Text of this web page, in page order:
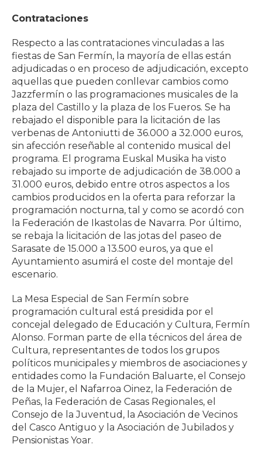
Contrataciones
Respecto a las contrataciones vinculadas a las
fiestas de San Fermín, la mayoría de ellas están
adjudicadas o en proceso de adjudicación, excepto
aquellas que pueden conllevar cambios como
Jazzfermín o las programaciones musicales de la
plaza del Castillo y la plaza de los Fueros. Se ha
rebajado el disponible para la licitación de las
verbenas de Antoniutti de 36.000 a 32.000 euros,
sin afección reseñable al contenido musical del
programa. El programa Euskal Musika ha visto
rebajado su importe de adjudicación de 38.000 a
31.000 euros, debido entre otros aspectos a los
cambios producidos en la oferta para reforzar la
programación nocturna, tal y como se acordó con
la Federación de Ikastolas de Navarra. Por último,
se rebaja la licitación de las jotas del paseo de
Sarasate de 15.000 a 13.500 euros, ya que el
Ayuntamiento asumirá el coste del montaje del
escenario.
La Mesa Especial de San Fermín sobre
programación cultural está presidida por el
concejal delegado de Educación y Cultura, Fermín
Alonso. Forman parte de ella técnicos del área de
Cultura, representantes de todos los grupos
políticos municipales y miembros de asociaciones y
entidades como la Fundación Baluarte, el Consejo
de la Mujer, el Nafarroa Oinez, la Federación de
Peñas, la Federación de Casas Regionales, el
Consejo de la Juventud, la Asociación de Vecinos
del Casco Antiguo y la Asociación de Jubilados y
Pensionistas Yoar.